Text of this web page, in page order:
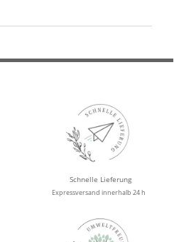
Schnelle Lieferung
Expressversand innerhalb 24 h